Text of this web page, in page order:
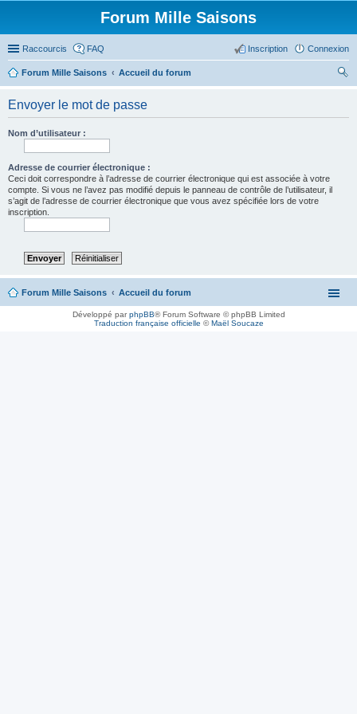
Forum Mille Saisons
Raccourcis FAQ Connexion
Inscription
Forum Mille Saisons
Accueil du forum
Envoyer le mot de passe
Nom d’utilisateur :
Adresse de courrier électronique :
Ceci doit correspondre à l’adresse de courrier électronique qui est associée à votre
compte. Si vous ne l’avez pas modifié depuis le panneau de contrôle de l’utilisateur, il
s’agit de l’adresse de courrier électronique que vous avez spécifiée lors de votre
inscription.
Forum Mille Saisons Accueil du forum
Développé parphpBB® Forum Software © phpBB Limited
Traduction française officielle ©Maël Soucaze